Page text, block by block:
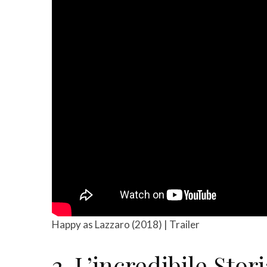
Happy as Lazzaro (2018) | Trailer